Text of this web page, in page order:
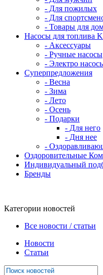
- Для пожилых
- Для
- Товары для
Насосы для топлива
- Аксессуары
- Ручные насосы
- Электро
Суперпредложения
- Весна
- Зима
- Лето
- Осень
- Подарки
- Для него
- Дня нее
-
Оздоровительные
Индивидуальный
Бренды
Категории новостей
Все новости / статьи
Новости
Статьи